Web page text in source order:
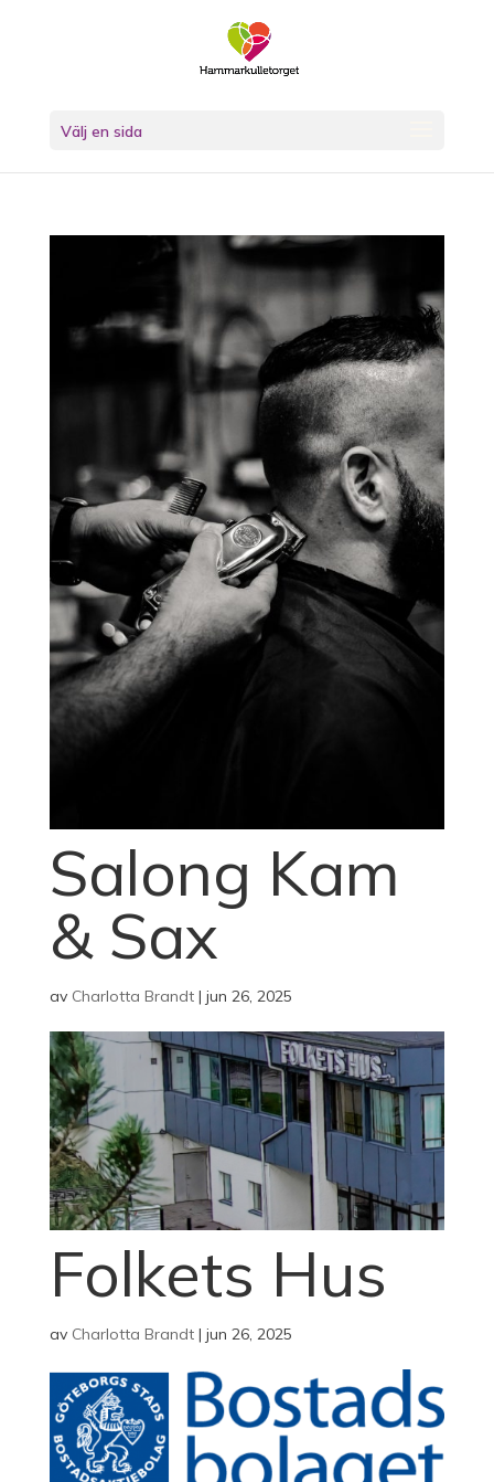
Välj en sida
Salong Kam
& Sax
av Charlotta Brandt| jun 26, 2025
Folkets Hus
av Charlotta Brandt| jun 26, 2025